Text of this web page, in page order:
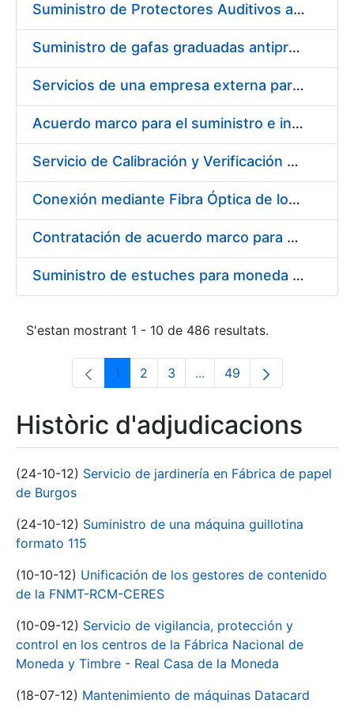
Suministro de Protectores Auditivos a medida para las personas trabajadoras de los Centros de Trabajo de Madrid y Burgos
Suministro de gafas graduadas antiproyecciones para los trabajadores de la FNMT-RCM en los centros de trabajo de Madrid y Burgos
Servicios de una empresa externa para el asesoramiento y resolución de los recursos de alzada que se presentan relacionados con procesos de selección para la FNMT-RCM
Acuerdo marco para el suministro e instalación de persianas, estores y otros complementos
Servicio de Calibración y Verificación Externa de los Equipos de Medición del Servicio de Prevención de la FNMT-RCM
Conexión mediante Fibra Óptica de los Centros de Proceso de Datos (CPDs) de las sedes de la FNMT-RCM de Burgos y Madrid
Contratación de acuerdo marco para el Suministro de Material de Electricidad para la Fábrica Nacional de Moneda y Timbre-Real Casa de la Moneda en su centro de trabajo de Burgos
Suministro de estuches para moneda de 30 €
S'estan mostrant 1 - 10 de 486 resultats.
Pàgina
1 Pàgina
2 Pàgina
3 ...Pàgines intermèdies
Pàgina
49
Històric d'adjudicacions
(24-10-12) Servicio de jardinería en Fábrica de papel
de Burgos
(24-10-12) Suministro de una máquina guillotina
formato 115
(10-10-12) Unificación de los gestores de contenido
de la FNMT-RCM-CERES
(10-09-12) Servicio de vigilancia, protección y
control en los centros de la Fábrica Nacional de
Moneda y Timbre - Real Casa de la Moneda
(18-07-12) Mantenimiento de máquinas Datacard